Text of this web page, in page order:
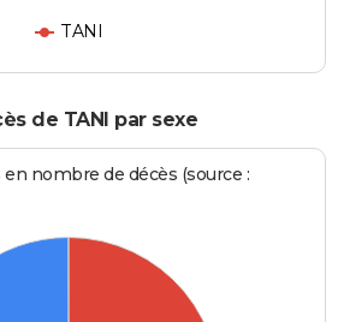
TANI
de TANI par sexe
nombre de décès (source :